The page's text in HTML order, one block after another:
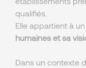
qualifiés.
Elle appartient à un
humaines et sa
Dans un contexte